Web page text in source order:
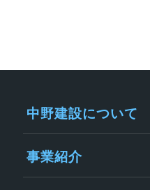
中野建設について
事業紹介